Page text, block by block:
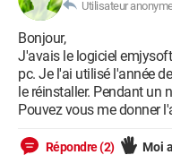
Utilisateur
Bonjour,
J'avais le logiciel
pc. Je l'ai utilisé l'année
le réinstaller. Pendant un
Pouvez vous me donner
Répondre (2) Moi